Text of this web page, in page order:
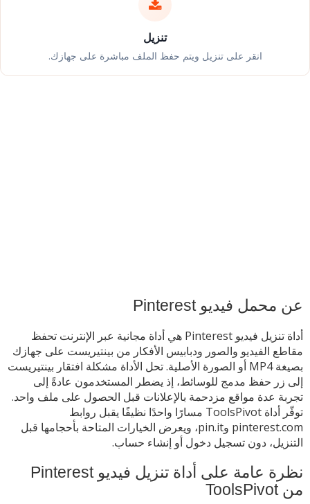
تنزيل
انقر على تنزيل ويتم حفظ الملف مباشرة على جهازك.
عن محمل فيديو Pinterest
أداة تنزيل فيديو Pinterest هي أداة مجانية عبر الإنترنت تحفظ
مقاطع الفيديو والصور ودبابيس الأفكار من بينتيريست على جهازك
بصيغة MP4 أو الصورة الأصلية. تحل الأداة مشكلة افتقار بينتيريست
إلى زر حفظ مدمج للوسائط، إذ يضطر المستخدمون عادةً إلى
تجربة عدة مواقع مزدحمة بالإعلانات قبل الحصول على ملف واحد.
توفّر أداة ToolsPivot مسارًا واحدًا نظيفًا يقبل روابط
pinterest.com وpin.it، ويعرض الخيارات المتاحة بأحجامها قبل
التنزيل، دون تسجيل دخول أو إنشاء حساب.
نظرة عامة على أداة تنزيل فيديو Pinterest
من ToolsPivot